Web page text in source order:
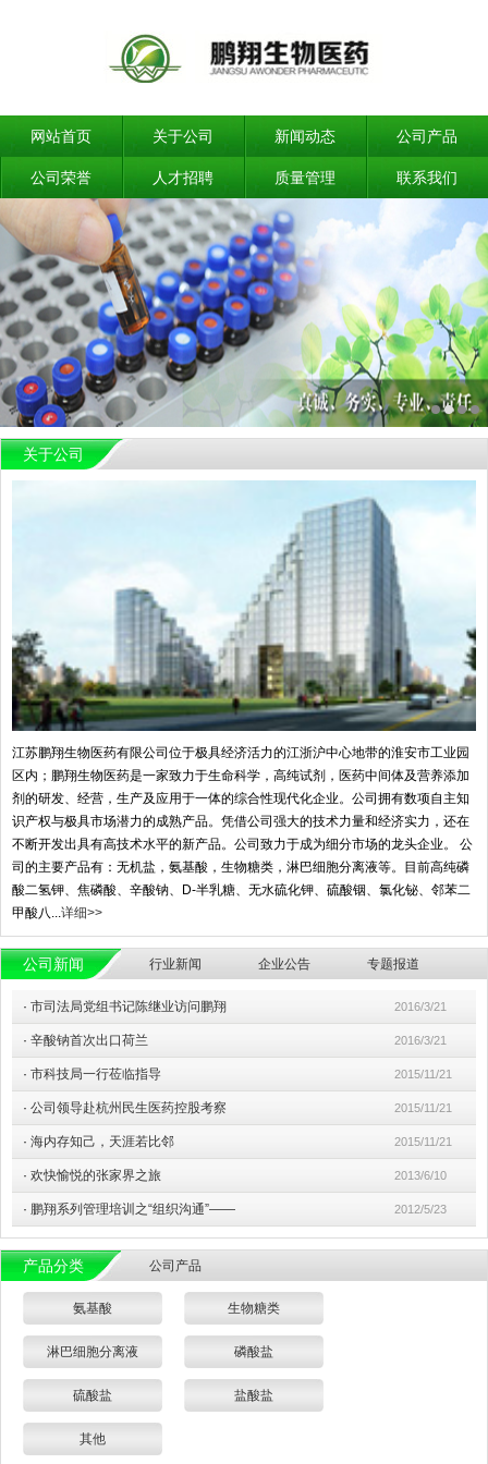
网站首页 关于公司 新闻动态 公司产品
公司荣誉 人才招聘 质量管理 联系我们
关于公司
江苏鹏翔生物医药有限公司位于极具经济活力的江浙沪中心地带的淮安市工业园
区内；鹏翔生物医药是一家致力于生命科学，高纯试剂，医药中间体及营养添加
剂的研发、经营，生产及应用于一体的综合性现代化企业。公司拥有数项自主知
识产权与极具市场潜力的成熟产品。凭借公司强大的技术力量和经济实力，还在
不断开发出具有高技术水平的新产品。公司致力于成为细分市场的龙头企业。 公
司的主要产品有：无机盐，氨基酸，生物糖类，淋巴细胞分离液等。目前高纯磷
酸二氢钾、焦磷酸、辛酸钠、D-半乳糖、无水硫化钾、硫酸铟、氯化铋、邻苯二
甲酸八...详细>>
公司新闻 行业新闻 企业公告 专题报道
· 市司法局党组书记陈继业访问鹏翔 2016/3/21
· 辛酸钠首次出口荷兰 2016/3/21
· 市科技局一行莅临指导 2015/11/21
· 公司领导赴杭州民生医药控股考察 2015/11/21
· 海内存知己，天涯若比邻 2015/11/21
· 欢快愉悦的张家界之旅 2013/6/10
· 鹏翔系列管理培训之“组织沟通”—— 2012/5/23
产品分类 公司产品
氨基酸 生物糖类
淋巴细胞分离液 磷酸盐
硫酸盐 盐酸盐
其他